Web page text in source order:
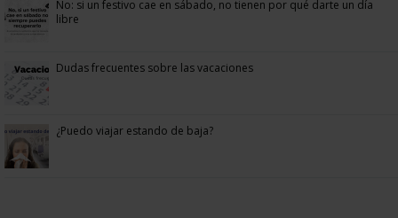
No: si un festivo cae en sábado, no tienen por qué darte un día
libre
Dudas frecuentes sobre las vacaciones
¿Puedo viajar estando de baja?